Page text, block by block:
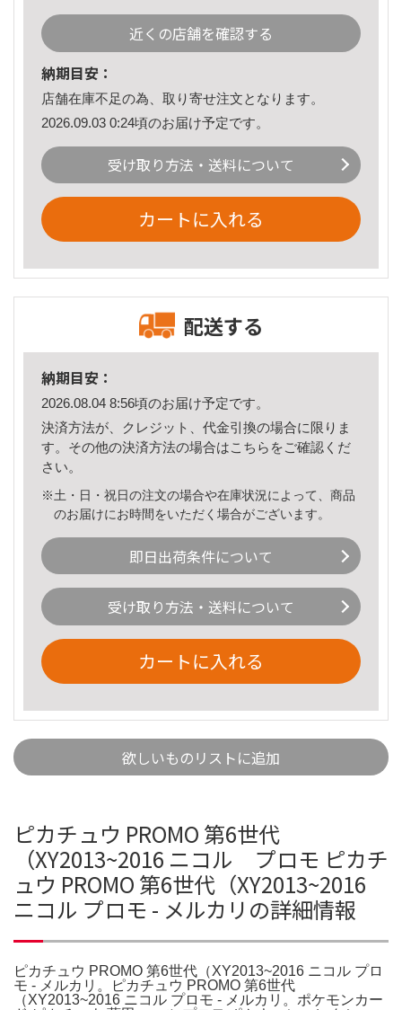
近くの店舗を確認する
納期目安：
店舗在庫不足の為、取り寄せ注文となります。
2026.09.03 0:24頃のお届け予定です。
受け取り方法・送料について
カートに入れる
配送する
納期目安：
2026.08.04 8:56頃のお届け予定です。
決済方法が、クレジット、代金引換の場合に限りま
す。その他の決済方法の場合はこちら をご確認くだ
さい。
※土・日・祝日の注文の場合や在庫状況によって、商品
のお届けにお時間をいただく場合がございます。
即日出荷条件について
受け取り方法・送料について
カートに入れる
欲しいものリストに追加
ピカチュウ PROMO 第6世代
（XY2013~2016 ニコル プロモ ピカチ
ュウ PROMO 第6世代（XY2013~2016
ニコル プロモ - メルカリの詳細情報
ピカチュウ PROMO 第6世代（XY2013~2016 ニコル プロ
モ - メルカリ。ピカチュウ PROMO 第6世代
（XY2013~2016 ニコル プロモ - メルカリ。ポケモンカー